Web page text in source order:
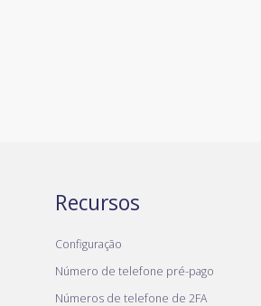
Recursos
Configuração
Número de telefone pré-pago
Números de telefone de 2FA